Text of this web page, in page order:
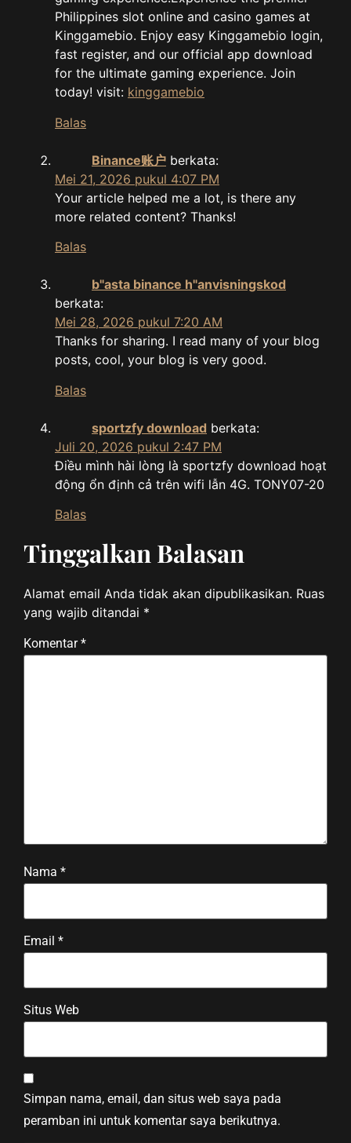
Philippines slot online and casino games at
Kinggamebio. Enjoy easy Kinggamebio login,
fast register, and our official app download
for the ultimate gaming experience. Join
today! visit: kinggamebio
Balas
Binance账户 berkata:
Mei 21, 2026 pukul 4:07 PM
Your article helped me a lot, is there any
more related content? Thanks!
Balas
b"asta binance h"anvisningskod
berkata:
Mei 28, 2026 pukul 7:20 AM
Thanks for sharing. I read many of your blog
posts, cool, your blog is very good.
Balas
sportzfy download berkata:
Juli 20, 2026 pukul 2:47 PM
Điều mình hài lòng là sportzfy download hoạt
động ổn định cả trên wifi lẫn 4G. TONY07-20
Balas
Tinggalkan Balasan
Alamat email Anda tidak akan dipublikasikan. Ruas
yang wajib ditandai *
Komentar*
Nama *
Email *
Situs Web
Simpan nama, email, dan situs web saya pada
peramban ini untuk komentar saya berikutnya.